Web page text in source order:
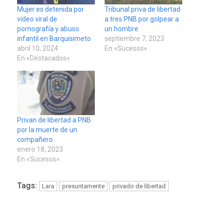
Mujer es detenida por
video viral de
pornografía y abuso
infantil en Barquisimeto
abril 10, 2024
En «Destacados»
Tribunal priva de libertad
a tres PNB por golpear a
un hombre
septiembre 7, 2023
En «Sucesos»
Privan de libertad a PNB
por la muerte de un
compañero
enero 18, 2023
En «Sucesos»
Tags: Lara presuntamente privado de libertad